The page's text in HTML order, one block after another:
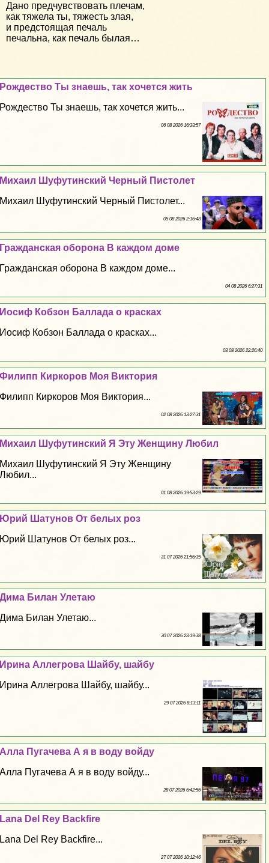
Дано предчувствовать плечам,
как тяжела ты, тяжесть злая,
и предстоящая печаль
печальна, как печаль былая…
Рождество Ты знаешь, так хочется жить
Рождество Ты знаешь, так хочется жить...
06 08 2026 16:33:57
Михаил Шуфутинский Черный Пистолет
Михаил Шуфутинский Черный Пистолет...
05 08 2026 2:16:48
Гражданская оборона В каждом доме
Гражданская оборона В каждом доме...
04 08 2026 6:27:31
Иосиф Кобзон Баллада о красках
Иосиф Кобзон Баллада о красках...
03 08 2026 22:26:40
Филипп Киркоров Моя Виктория
Филипп Киркоров Моя Виктория...
02 08 2026 13:27:31
Михаил Шуфутинский Я Эту Женщину Любил
Михаил Шуфутинский Я Эту Женщину
Любил...
01 08 2026 19:53:29
Юрий Шатунов От белых роз
Юрий Шатунов От белых роз...
31 07 2026 21:56:35
Дима Билан Улетаю
Дима Билан Улетаю...
30 07 2026 23:19:38
Ирина Аллегрова Шайбу, шайбу
Ирина Аллегрова Шайбу, шайбу...
29 07 2026 8:13:11
Алла Пугачева А я в воду войду
Алла Пугачева А я в воду войду...
28 07 2026 6:42:56
Lana Del Rey Backfire
Lana Del Rey Backfire...
27 07 2026 10:12:46